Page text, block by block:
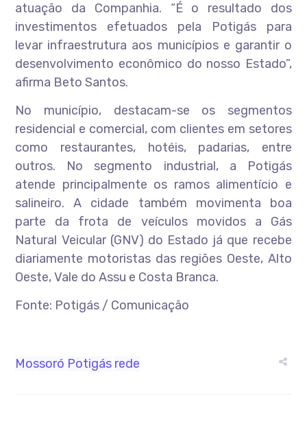
atuação da Companhia. “É o resultado dos
investimentos efetuados pela Potigás para
levar infraestrutura aos municípios e garantir o
desenvolvimento econômico do nosso Estado”,
afirma Beto Santos.
No município, destacam-se os segmentos
residencial e comercial, com clientes em setores
como restaurantes, hotéis, padarias, entre
outros. No segmento industrial, a Potigás
atende principalmente os ramos alimentício e
salineiro. A cidade também movimenta boa
parte da frota de veículos movidos a Gás
Natural Veicular (GNV) do Estado já que recebe
diariamente motoristas das regiões Oeste, Alto
Oeste, Vale do Assu e Costa Branca.
Fonte: Potigás / Comunicação
Mossoró Potigás rede